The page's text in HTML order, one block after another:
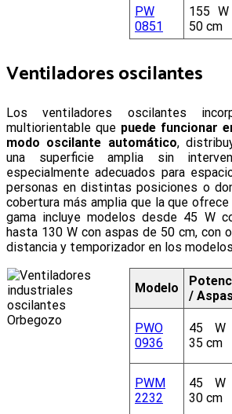
PW
0851
155
50 cm
Ventiladores oscilantes
Los ventiladores oscilantes
multiorientable que puede funcionar
modo oscilante automático,
una superficie amplia sin
especialmente adecuados para
personas en distintas posiciones o
cobertura más amplia que la que
gama incluye modelos desde 45 W
hasta 130 W con aspas de 50 cm, con
distancia y temporizador en los
Modelo
/ Aspas
PWO
0936
45
35 cm
PWM
2232
45
30 cm